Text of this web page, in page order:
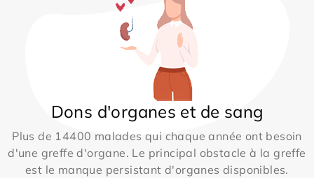
Dons d'organes et de sang
Plus de 14400 malades qui chaque année ont besoin
d'une greffe d'organe. Le principal obstacle à la greffe
est le manque persistant d'organes disponibles.